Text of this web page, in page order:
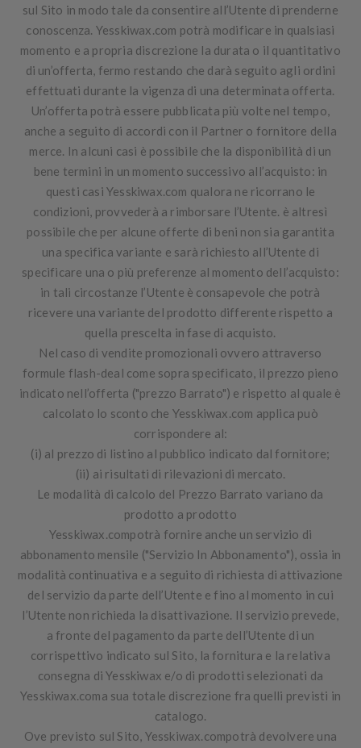
sul Sito in modo tale da consentire all’Utente di prenderne
conoscenza. Yesskiwax.com potrà modificare in qualsiasi
momento e a propria discrezione la durata o il quantitativo
di un’offerta, fermo restando che darà seguito agli ordini
effettuati durante la vigenza di una determinata offerta.
Un’offerta potrà essere pubblicata più volte nel tempo,
anche a seguito di accordi con il Partner o fornitore della
merce. In alcuni casi è possibile che la disponibilità di un
bene termini in un momento successivo all’acquisto: in
questi casi Yesskiwax.com qualora ne ricorrano le
condizioni, provvederà a rimborsare l’Utente. è altresì
possibile che per alcune offerte di beni non sia garantita
una specifica variante e sarà richiesto all’Utente di
specificare una o più preferenze al momento dell’acquisto:
in tali circostanze l’Utente è consapevole che potrà
ricevere una variante del prodotto differente rispetto a
quella prescelta in fase di acquisto.
Nel caso di vendite promozionali ovvero attraverso
formule flash-deal come sopra specificato, il prezzo pieno
indicato nell’offerta ("prezzo Barrato") e rispetto al quale è
calcolato lo sconto che Yesskiwax.com applica può
corrispondere al:
(i) al prezzo di listino al pubblico indicato dal fornitore;
(ii) ai risultati di rilevazioni di mercato.
Le modalità di calcolo del Prezzo Barrato variano da
prodotto a prodotto
Yesskiwax.compotrà fornire anche un servizio di
abbonamento mensile ("Servizio In Abbonamento"), ossia in
modalità continuativa e a seguito di richiesta di attivazione
del servizio da parte dell’Utente e fino al momento in cui
l’Utente non richieda la disattivazione. Il servizio prevede,
a fronte del pagamento da parte dell’Utente di un
corrispettivo indicato sul Sito, la fornitura e la relativa
consegna di Yesskiwax e/o di prodotti selezionati da
Yesskiwax.coma sua totale discrezione fra quelli previsti in
catalogo.
Ove previsto sul Sito, Yesskiwax.compotrà devolvere una